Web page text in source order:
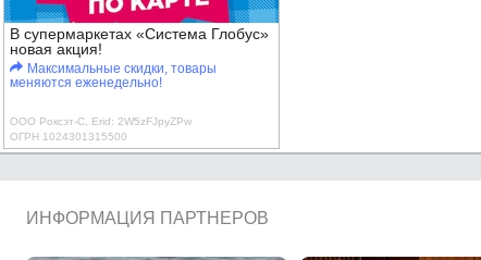
В супермаркетах «Система Глобус»
новая акция!
Максимальные скидки, товары
меняются еженедельно!
ООО Роксэт-С, Erid: 2W5zFJpyZPw
ОГРН 1024301315500
ИНФОРМАЦИЯ ПАРТНЕРОВ